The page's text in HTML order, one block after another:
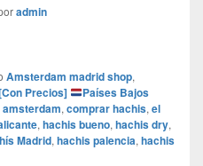
admin
Amsterdam madrid shop,
Precios]
Países Bajos
, comprar hachis, el
, hachis bueno, hachis dry,
Madrid, hachis palencia, hachis